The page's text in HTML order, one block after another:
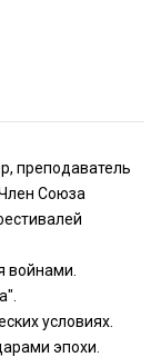
преподаватель
Союза
войнами.
условиях.
эпохи.